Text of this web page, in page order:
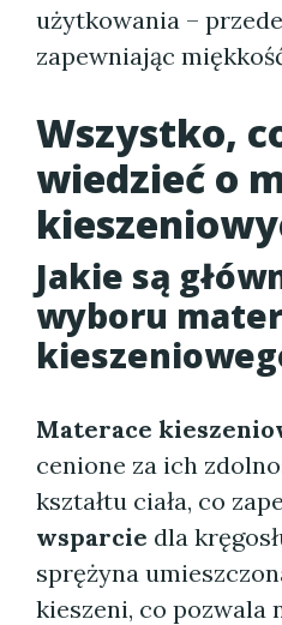
użytkowania –
zapewniając
Wszystko,
wiedzieć o
Jakie są
wyboru
Materace
cenione za ich
kształtu ciała, co
wsparcie dla
sprężyna
kieszeni, co pozwala